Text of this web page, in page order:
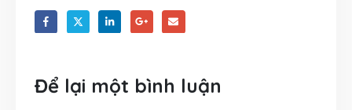
Để lại một bình luận